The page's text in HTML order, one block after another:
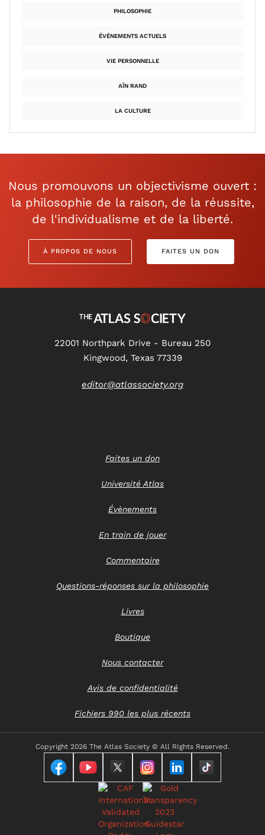
PHILOSOPHIE
ÉVÉNEMENTS ACTUELS
VIE PERSONNELLE
AÏN RAND
LA CULTURE
Nous promouvons un objectivisme ouvert :
la philosophie de la raison, de la réussite,
de l'individualisme et de la liberté.
À PROPOS DE NOUS FAITES UN DON
22001 Northpark Drive - Bureau 250
Kingwood, Texas 77339
editor@atlassociety.org
Faites un don
Université Atlas
Évènements
En train de jouer
Commentaire
Questions-réponses sur la philosophie
Livres
Boutique
Nous contacter
Avis de confidentialité
Fichiers 990 les plus récents
Copyright 2026 The Atlas Society © All RIghts Reserved.